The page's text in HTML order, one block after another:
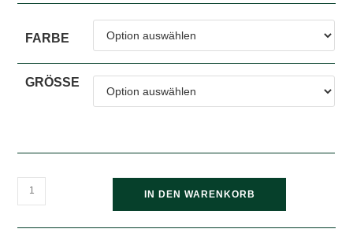
FARBE
GRÖSSE
Hanfjack
Logo
-
IN DEN WARENKORB